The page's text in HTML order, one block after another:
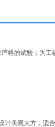
格的试验；为
美观大方，适合